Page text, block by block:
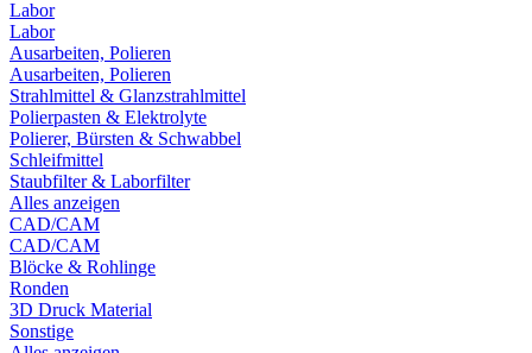
Labor
Labor
Ausarbeiten, Polieren
Ausarbeiten, Polieren
Strahlmittel & Glanzstrahlmittel
Polierpasten & Elektrolyte
Polierer, Bürsten & Schwabbel
Schleifmittel
Staubfilter & Laborfilter
Alles anzeigen
CAD/CAM
CAD/CAM
Blöcke & Rohlinge
Ronden
3D Druck Material
Sonstige